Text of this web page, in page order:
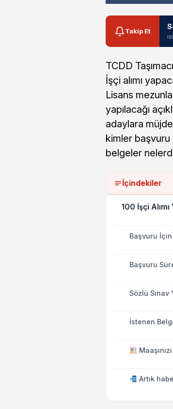
Takip Et
TCDD
İşçi alımı
Lisans
yapılacağı
adaylara
kimler
belgeler
İçindekiler
100 İşçi Alımı
Başvuru
Başvuru
Sözlü Sınav
İstenen
Artık